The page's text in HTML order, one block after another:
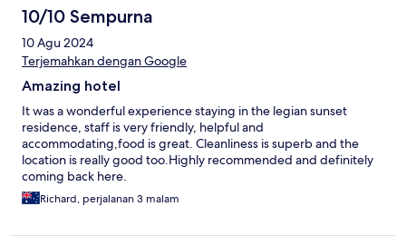
10/10 Sempurna
10 Agu 2024
Terjemahkan dengan Google
Amazing hotel
It was a wonderful experience staying in the legian sunset
residence, staff is very friendly, helpful and
accommodating,food is great. Cleanliness is superb and the
location is really good too.Highly recommended and definitely
coming back here.
Richard, perjalanan 3 malam